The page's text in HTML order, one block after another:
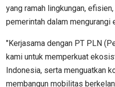
yang ramah lingkungan,
pemerintah dalam mengurangi
"Kerjasama dengan PT PLN
kami untuk memperkuat
Indonesia, serta menguatkan
membangun mobilitas